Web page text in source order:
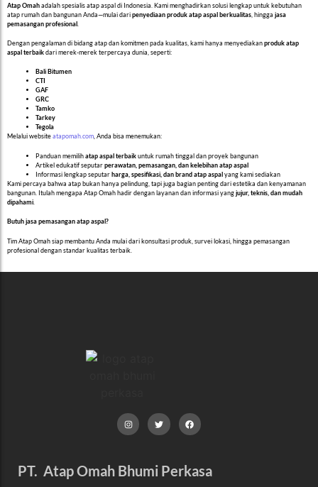
Atap Omahadalah spesialis atap aspal di Indonesia. Kami menghadirkan solusi lengkap untuk kebutuhan
atap rumah dan bangunan Anda—mulai daripenyediaan produk atap aspal berkualitas , hingga jasa
pemasangan profesional
Dengan pengalaman di bidang atap dan komitmen pada kualitas, kami hanya menyediakanproduk atap
aspal terbaikdari merek-merek terpercaya dunia, seperti:
Bali Bitumen
CTI
GAF
GRC
Tamko
Tarkey
Tegola
Melalui websiteatapomah.com, Anda bisa menemukan:
Panduan memilihatap aspal terbaikuntuk rumah tinggal dan proyek bangunan
Artikel edukatif seputarperawatan, pemasangan, dan kelebihan atap aspal
Informasi lengkap seputarharga, spesifikasi, dan brand atap aspalyang kami sediakan
Kami percaya bahwa atap bukan hanya pelindung, tapi juga bagian penting dari estetika dan kenyamanan
bangunan. Itulah mengapa Atap Omah hadir dengan layanan dan informasi yangjujur, teknis, dan mudah
dipahami
Butuh jasa pemasangan atap aspal?
Tim Atap Omah siap membantu Anda mulai dari konsultasi produk, survei lokasi, hingga pemasangan
profesional dengan standar kualitas terbaik.
PT. Atap Omah Bhumi Perkasa